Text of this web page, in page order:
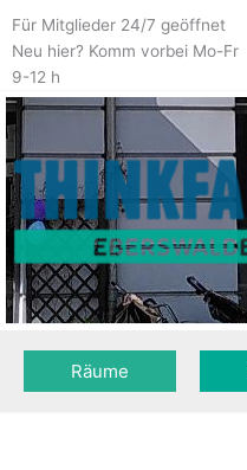
Für Mitglieder 24/7 geöffnet
Neu hier? Komm vorbei Mo-Fr
9-12 h
Räume